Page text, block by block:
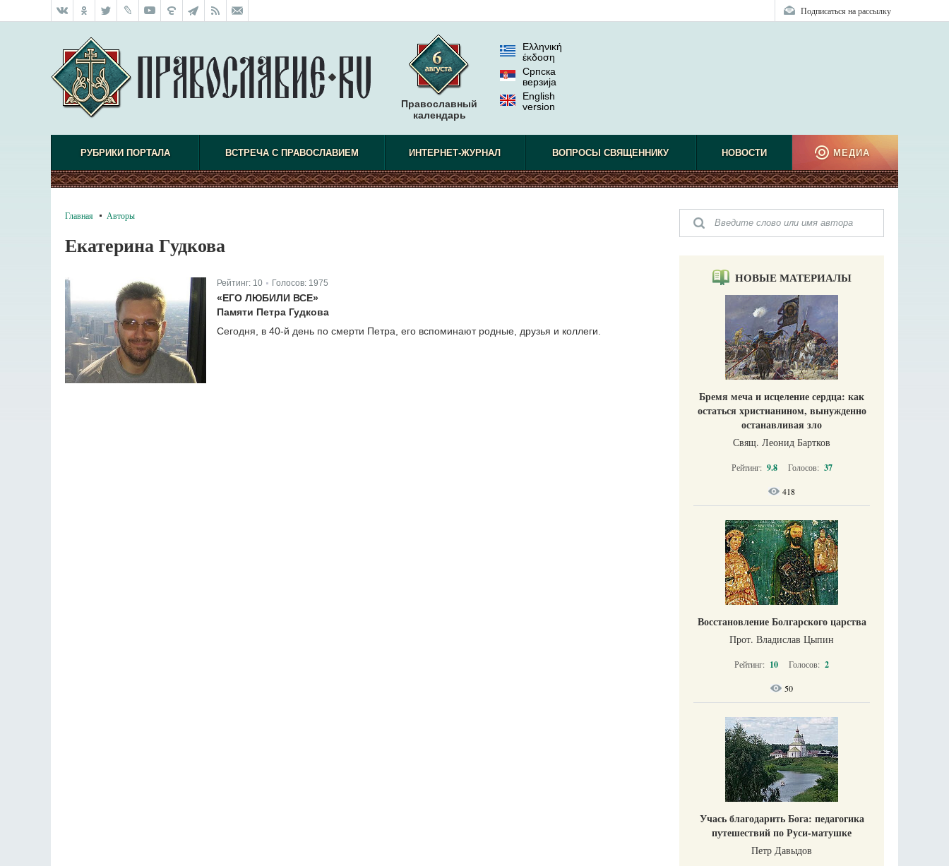
Подписаться на рассылку
Православный
календарь
Ελληνική
έκδοση
Српска
верзиjа
English
version
РУБРИКИ ПОРТАЛА ВСТРЕЧА С ПРАВОСЛАВИЕМ ИНТЕРНЕТ-ЖУРНАЛ ВОПРОСЫ СВЯЩЕННИКУ НОВОСТИ МЕДИА
Главная Авторы
Екатерина Гудкова
Рейтинг: 10 Голосов: 1975
«ЕГО ЛЮБИЛИ ВСЕ»
Памяти Петра Гудкова
Сегодня, в 40-й день по смерти Петра, его вспоминают родные, друзья и коллеги.
НОВЫЕ МАТЕРИАЛЫ
Бремя меча и исцеление сердца: как
остаться христианином, вынужденно
останавливая зло
Свящ. Леонид Бартков
Рейтинг: 9.8 Голосов: 37
418
Восстановление Болгарского царства
Прот. Владислав Цыпин
Рейтинг: 10 Голосов: 2
50
Учась благодарить Бога: педагогика
путешествий по Руси-матушке
Петр Давыдов